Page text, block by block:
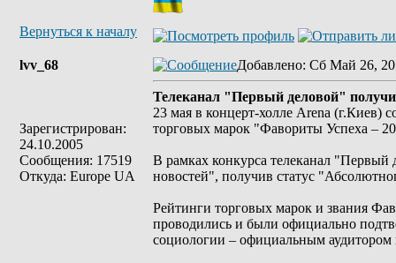
Вернуться к началу
lvv_68
Зарегистрирован:
24.10.2005
Сообщения: 17519
Откуда: Europe UA
Добавлено: Сб Май 26,
Телеканал "Первый деловой"
23 мая в концерт-холле Arena (г.Киев)
торговых марок "Фавориты Успеха –
В рамках конкурса телеканал
новостей", получив статус
Рейтинги торговых марок и звания
проводились и были официально
социологии – официальным